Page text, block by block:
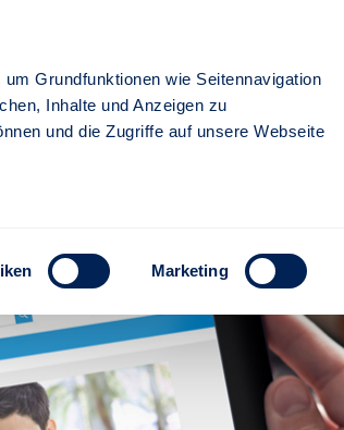
Grundfunktionen wie Seitennavigation
Inhalte und Anzeigen zu
und die Zugriffe auf unsere Webseite
Marketing